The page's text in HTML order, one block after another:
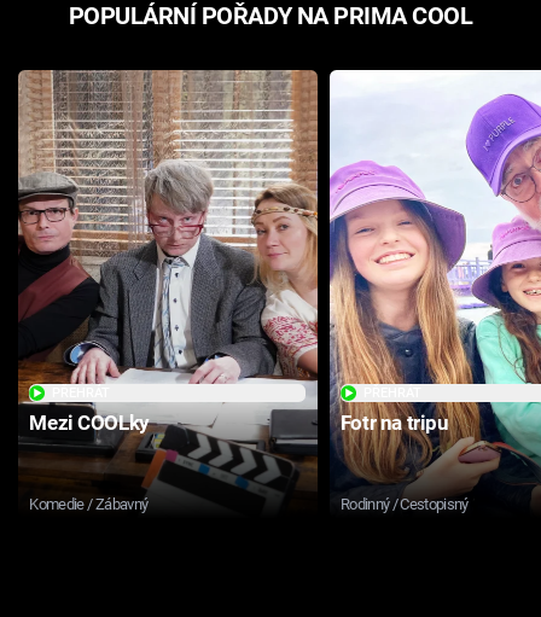
POPULÁRNÍ POŘADY NA PRIMA COOL
Mezi COOLky
Komedie / Zábavný
Fotr na tripu
Rodinný / Cestopisný